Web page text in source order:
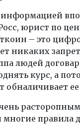
юрист по
– это
никаких
людей
курс, а
обналичивает
правила